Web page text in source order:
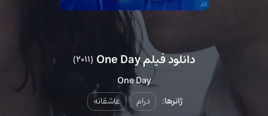
دانلود فیلم One Day (2011)
One Day
ژانرها: درام عاشقانه